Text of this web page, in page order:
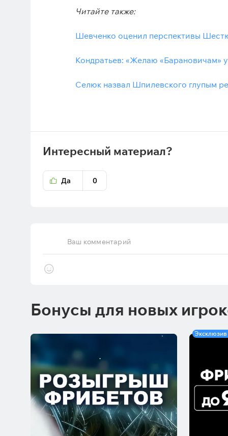
Читайте также:
Шевченко оценил перспективы
Кондратьев: «Желаю «Барановичам»
Селюк назвал Шпилевского глупым
Интересный материал?
Да 0
Ваш комментарий
Бонусы для новых